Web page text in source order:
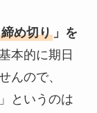
締め切り」を
本的に期日
んので、
というのは